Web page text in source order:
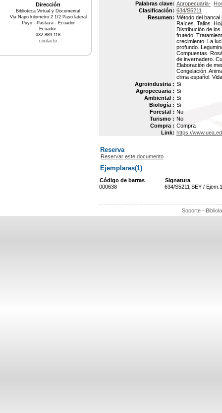
Palabras clave: Agropecuaria-
Clasificación: 634/S5211
Resumen: Método del
Raíces. Tallos.
Distribución de
frutedo.
crecimiento. La
profundo.
Compuestas.
de invernadero.
Elaboración de
Congelación.
clima español.
Agroindustria : Si
Agropecuaria : Si
Ambiental : Si
Biología : Si
Forestal : No
Turismo : No
Compra : Compra
Link: https://
Reserva
Reservar este documento
Ejemplares(1)
Código de barras
Signatura
000638
634/S5211 SEY / Ejem.1
Soporte -
Dirección
Biblioteca Virtual y Documental
Via Napo kilometro 2 1/2 Paso lateral
Puyo - Pastaza - Ecuador
Ecuador
032 889 118
contacto